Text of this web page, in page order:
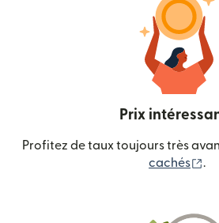
Prix
Profitez de taux toujours très
cachés
.